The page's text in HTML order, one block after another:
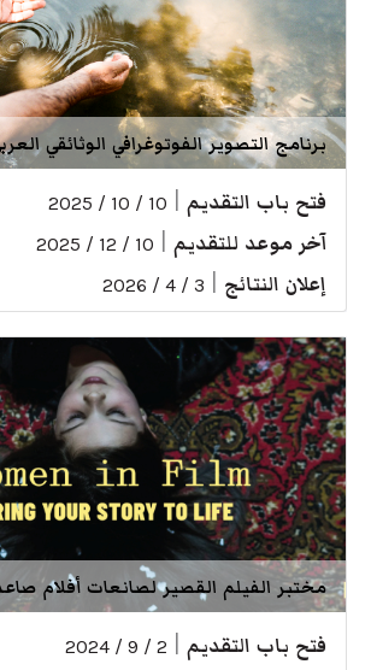
برنامج التصوير الفوتوغرافي الوثائقي
فتح باب التقديم 10 / 10 / 2025
آخر موعد للتقديم 10 / 12 / 2025
إعلان النتائج 3 / 4 / 2026
مختبر الفيلم القصير لصانعات أفلام
فتح باب التقديم 2 / 9 / 2024